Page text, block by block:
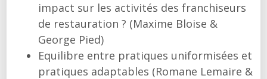
impact sur les activités des franchiseurs
de restauration ? (Maxime Bloise &
George Pied)
Equilibre entre pratiques uniformisées et
pratiques adaptables (Romane Lemaire &